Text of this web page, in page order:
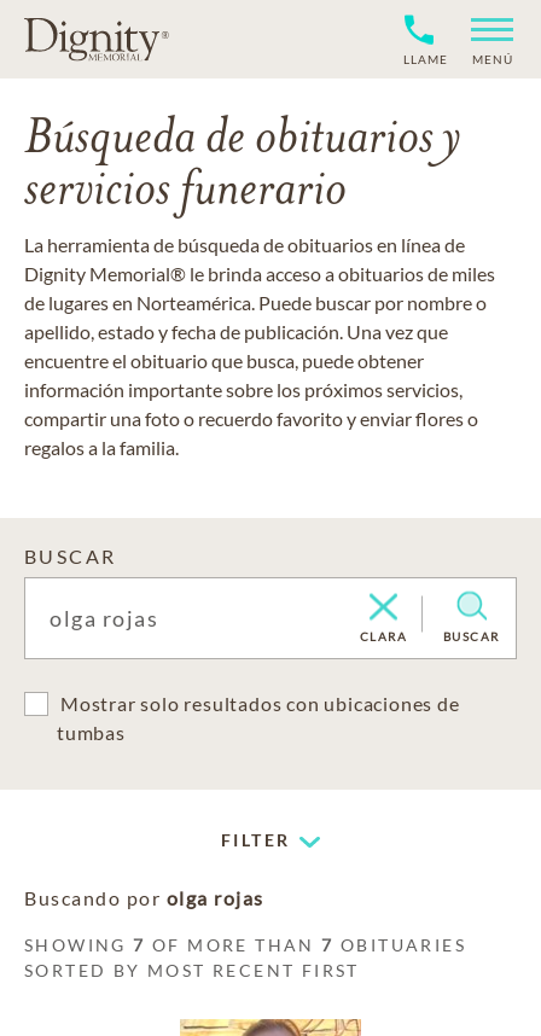
LLAME MENÚ
Búsqueda de obituarios y
servicios funerario
La herramienta de búsqueda de obituarios en línea de
Dignity Memorial® le brinda acceso a obituarios de miles
de lugares en Norteamérica. Puede buscar por nombre o
apellido, estado y fecha de publicación. Una vez que
encuentre el obituario que busca, puede obtener
información importante sobre los próximos servicios,
compartir una foto o recuerdo favorito y enviar flores o
regalos a la familia.
BUSCAR
CLARA BUSCAR
Mostrar solo resultados con ubicaciones de
tumbas
FILTER
Buscando por olga rojas
SHOWING7 OF MORE THAN7 OBITUARIES
SORTED BY MOST RECENT FIRST